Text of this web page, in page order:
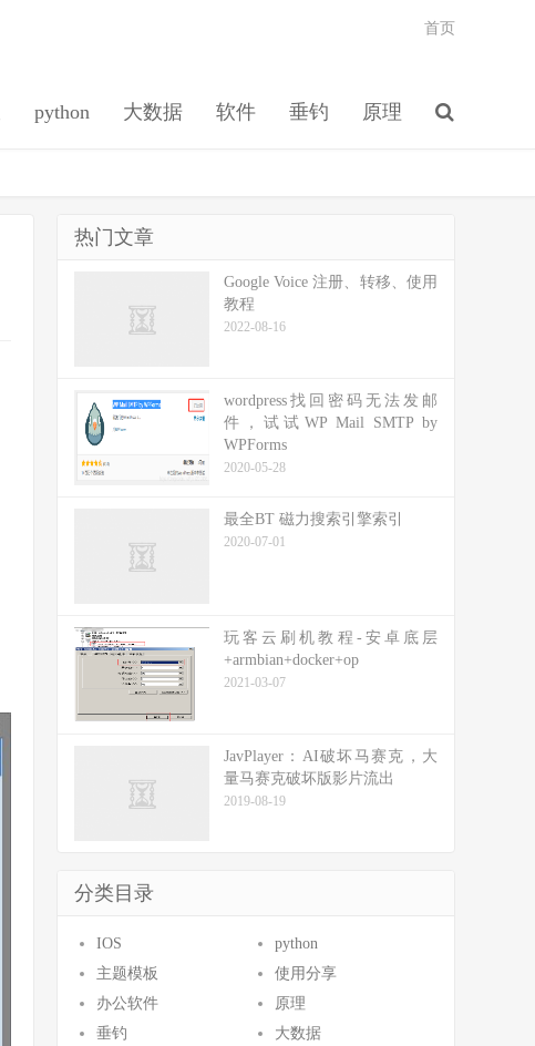
python 大数据 软件 垂钓 原理
首页
热门文章
Google Voice 注册、转移、使用
教程
2022-08-16
wordpress找回密码无法发邮
件，试试WP Mail SMTP by
WPForms
2020-05-28
最全BT 磁力搜索引擎索引
2020-07-01
玩客云刷机教程-安卓底层
+armbian+docker+op
2021-03-07
JavPlayer：AI破坏马赛克，大
量马赛克破坏版影片流出
2019-08-19
分类目录
IOS
python
主题模板
使用分享
办公软件
原理
垂钓
大数据